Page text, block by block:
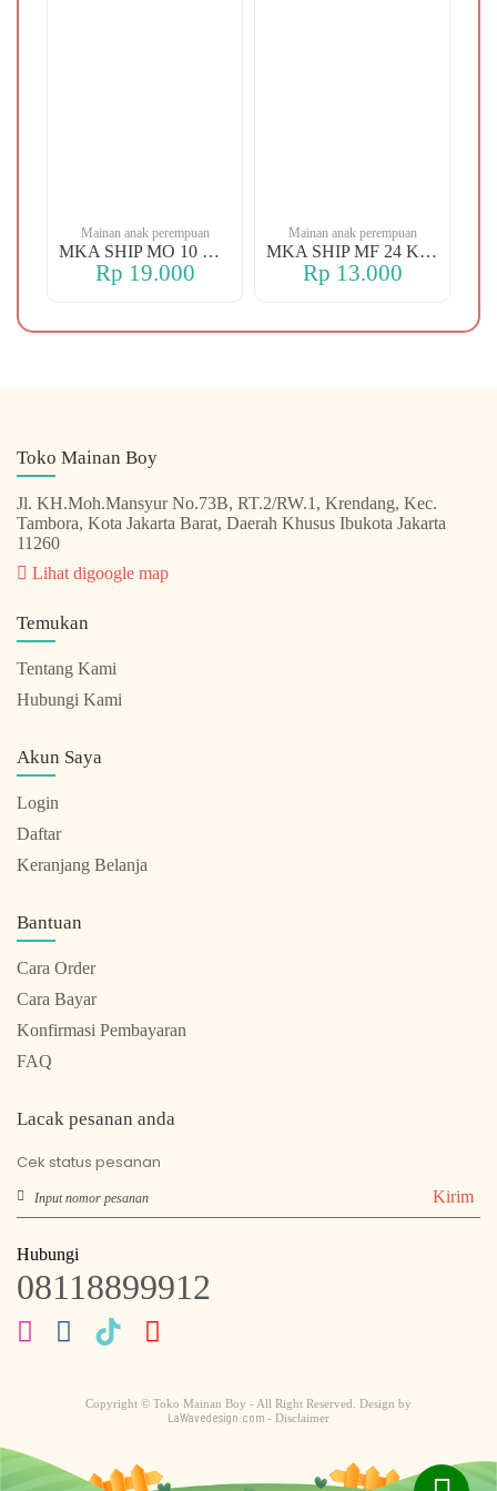
Mainan anak perempuan
MKA SHIP MO 10 CHERRY
Rp 19.000
Mainan anak perempuan
MKA SHIP MF 24 KERANJANG
Rp 13.000
Toko Mainan Boy
Jl. KH.Moh.Mansyur No.73B, RT.2/RW.1, Krendang, Kec.
Tambora, Kota Jakarta Barat, Daerah Khusus Ibukota Jakarta
11260
Lihat digoogle map
Temukan
Tentang Kami
Hubungi Kami
Akun Saya
Login
Daftar
Keranjang Belanja
Bantuan
Cara Order
Cara Bayar
Konfirmasi Pembayaran
FAQ
Lacak pesanan anda
Cek status pesanan
Kirim
Hubungi
08118899912
Copyright © Toko Mainan Boy - All Right Reserved. Design by
LaWavedesign.com - Disclaimer